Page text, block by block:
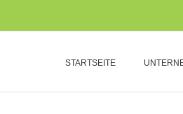
STARTSEITE